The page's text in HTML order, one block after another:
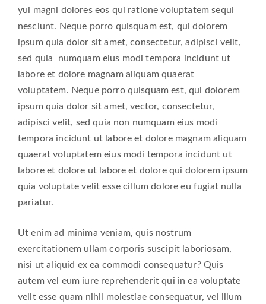
yui magni dolores eos qui ratione voluptatem sequi
nesciunt. Neque porro quisquam est, qui dolorem
ipsum quia dolor sit amet, consectetur, adipisci velit,
sed quia numquam eius modi tempora incidunt ut
labore et dolore magnam aliquam quaerat
voluptatem. Neque porro quisquam est, qui dolorem
ipsum quia dolor sit amet, vector, consectetur,
adipisci velit, sed quia non numquam eius modi
tempora incidunt ut labore et dolore magnam aliquam
quaerat voluptatem eius modi tempora incidunt ut
labore et dolore ut labore et dolore qui dolorem ipsum
quia voluptate velit esse cillum dolore eu fugiat nulla
pariatur.
Ut enim ad minima veniam, quis nostrum
exercitationem ullam corporis suscipit laboriosam,
nisi ut aliquid ex ea commodi consequatur? Quis
autem vel eum iure reprehenderit qui in ea voluptate
velit esse quam nihil molestiae consequatur, vel illum